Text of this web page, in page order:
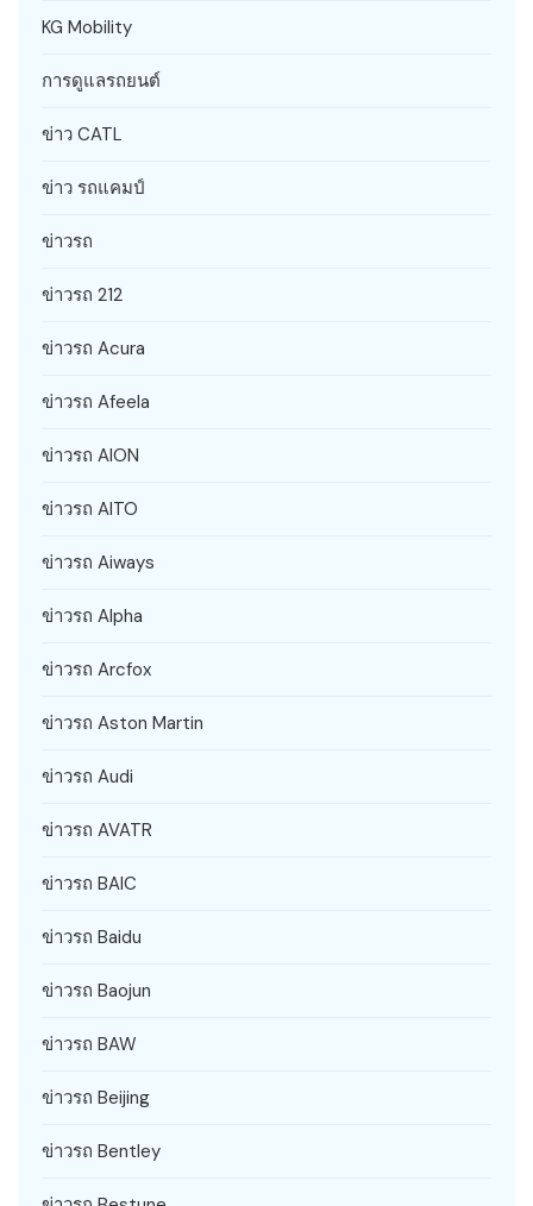
KG Mobility
การดูแลรถยนต์
ข่าว CATL
ข่าว รถแคมป์
ข่าวรถ
ข่าวรถ 212
ข่าวรถ Acura
ข่าวรถ Afeela
ข่าวรถ AION
ข่าวรถ AITO
ข่าวรถ Aiways
ข่าวรถ Alpha
ข่าวรถ Arcfox
ข่าวรถ Aston Martin
ข่าวรถ Audi
ข่าวรถ AVATR
ข่าวรถ BAIC
ข่าวรถ Baidu
ข่าวรถ Baojun
ข่าวรถ BAW
ข่าวรถ Beijing
ข่าวรถ Bentley